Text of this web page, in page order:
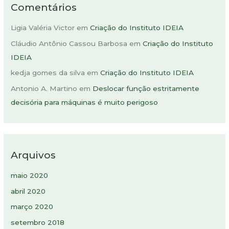
Comentários
Ligia Valéria Victor emCriação do Instituto IDEIA
Cláudio Antônio Cassou Barbosa emCriação do Instituto
IDEIA
kedja gomes da silva emCriação do Instituto IDEIA
Antonio A. Martino em Deslocar função estritamente
decisória para máquinas é muito perigoso
Arquivos
maio 2020
abril 2020
março 2020
setembro 2018